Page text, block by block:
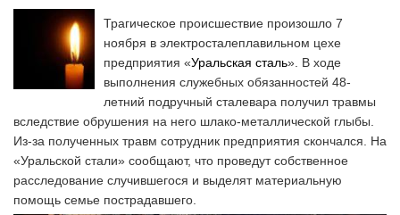
Трагическое происшествие произошло 7
ноября в электросталеплавильном цехе
предприятия «Уральская сталь». В ходе
выполнения служебных обязанностей 48-
летний подручный сталевара получил травмы
вследствие обрушения на него шлако-металлической глыбы.
Из-за полученных травм сотрудник предприятия скончался. На
«Уральской стали» сообщают, что проведут собственное
расследование случившегося и выделят материальную
помощь семье пострадавшего.